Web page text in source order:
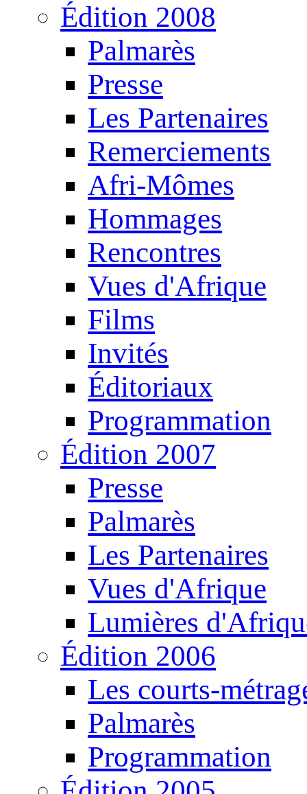
Édition 2008
Palmarès
Presse
Les Partenaires
Remerciements
Afri-Mômes
Hommages
Rencontres
Vues d'Afrique
Films
Invités
Éditoriaux
Programmation
Édition 2007
Presse
Palmarès
Les Partenaires
Vues d'Afrique
Lumières
Édition 2006
Les courts-
Palmarès
Programmation